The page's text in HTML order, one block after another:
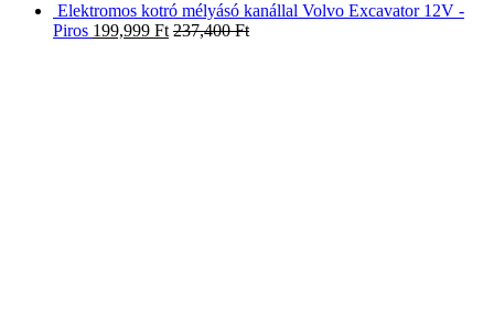
Elektromos kotró mélyásó kanállal Volvo Excavator 12V -
Piros 199,999 Ft 237,400Ft